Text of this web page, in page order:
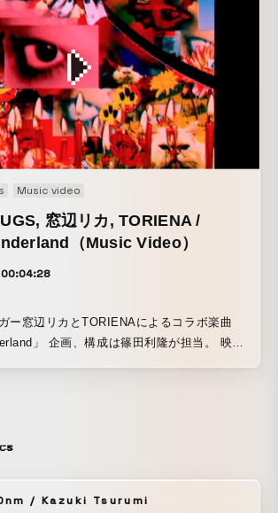
Music video
窓辺リカ, TORIENA /
（Music Video）
00:04:28
ー窓辺リカとTORIENAによるコラボ楽曲
」 企画、構成は篠田利隆が担当。 映像
繋がれたストーリー意図を篠田から伝えら
ットイメージ、各担当パートのイメージと
いい歪みや無数の音の重なりと企画イメー
要素が走馬灯のように駆け抜ていく。 ま
/ Kazuki Tsurumi